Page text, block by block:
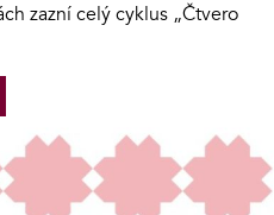
zazní celý cyklus „Čtvero